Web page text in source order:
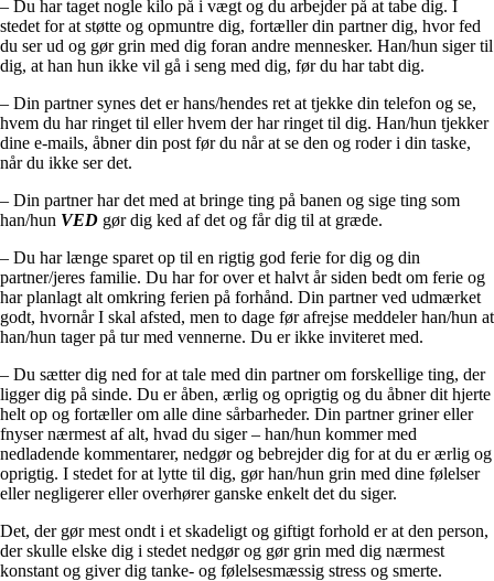
– Du har taget nogle kilo på i vægt og du arbejder på at tabe dig. I
stedet for at støtte og opmuntre dig, fortæller din partner dig, hvor fed
du ser ud og gør grin med dig foran andre mennesker. Han/hun siger til
dig, at han hun ikke vil gå i seng med dig, før du har tabt dig.
– Din partner synes det er hans/hendes ret at tjekke din telefon og se,
hvem du har ringet til eller hvem der har ringet til dig. Han/hun tjekker
dine e-mails, åbner din post før du når at se den og roder i din taske,
når du ikke ser det.
– Din partner har det med at bringe ting på banen og sige ting som
han/hun VED gør dig ked af det og får dig til at græde.
– Du har længe sparet op til en rigtig god ferie for dig og din
partner/jeres familie. Du har for over et halvt år siden bedt om ferie og
har planlagt alt omkring ferien på forhånd. Din partner ved udmærket
godt, hvornår I skal afsted, men to dage før afrejse meddeler han/hun at
han/hun tager på tur med vennerne. Du er ikke inviteret med.
– Du sætter dig ned for at tale med din partner om forskellige ting, der
ligger dig på sinde. Du er åben, ærlig og oprigtig og du åbner dit hjerte
helt op og fortæller om alle dine sårbarheder. Din partner griner eller
fnyser nærmest af alt, hvad du siger – han/hun kommer med
nedladende kommentarer, nedgør og bebrejder dig for at du er ærlig og
oprigtig. I stedet for at lytte til dig, gør han/hun grin med dine følelser
eller negligerer eller overhører ganske enkelt det du siger.
Det, der gør mest ondt i et skadeligt og giftigt forhold er at den person,
der skulle elske dig i stedet nedgør og gør grin med dig nærmest
konstant og giver dig tanke- og følelsesmæssig stress og smerte.